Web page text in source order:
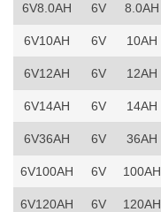
6V8.0AH 6V 8.0AH
6V10AH 6V 10AH
6V12AH 6V 12AH
6V14AH 6V 14AH
6V36AH 6V 36AH
6V100AH 6V 100AH
6V120AH 6V 120AH